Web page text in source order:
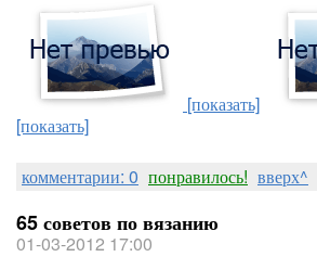
[показать]
[показать]
комментарии: 0 понравилось! вверх^
65 советов по вязанию
01-03-2012 17:00